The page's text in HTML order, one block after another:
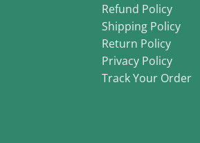
Refund Policy
Shipping Policy
Return Policy
Privacy Policy
Track Your Order